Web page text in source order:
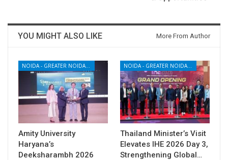
YOU MIGHT ALSO LIKE More From Author
Amity University
Haryana’s
Deeksharambh 2026
Thailand Minister’s Visit
Elevates IHE 2026 Day 3,
Strengthening Global…